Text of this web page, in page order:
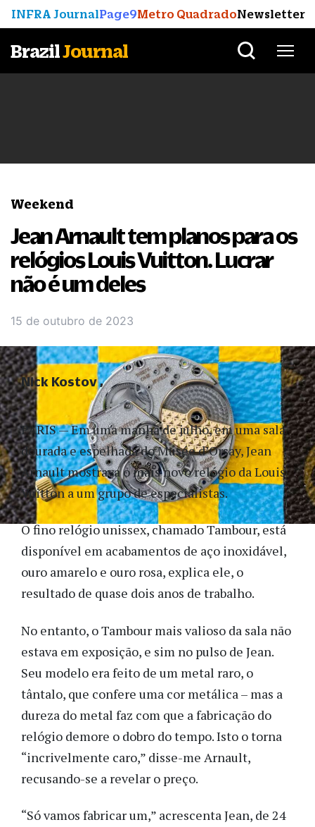
INFRA JournalPage9Metro QuadradoNewsletter
BrazilJournal
Weekend
Jean Arnault tem planos para os
relógios Louis Vuitton. Lucrar
não é um deles
15 de outubro de 2023
PARIS — Em uma manhã de julho, em uma sala
dourada e espelhada do Musée d’Orsay, Jean
Arnault mostrava o mais novo relógio da Louis
Vuitton a um grupo de especialistas.
O fino relógio unissex, chamado Tambour, está
disponível em acabamentos de aço inoxidável,
ouro amarelo e ouro rosa, explica ele, o
resultado de quase dois anos de trabalho.
No entanto, o Tambour mais valioso da sala não
estava em exposição, e sim no pulso de Jean.
Seu modelo era feito de um metal raro, o
tântalo, que confere uma cor metálica – mas a
dureza do metal faz com que a fabricação do
relógio demore o dobro do tempo. Isto o torna
“incrivelmente caro,” disse-me Arnault,
recusando-se a revelar o preço.
“Só vamos fabricar um,” acrescenta Jean, de 24
Nick Kostov